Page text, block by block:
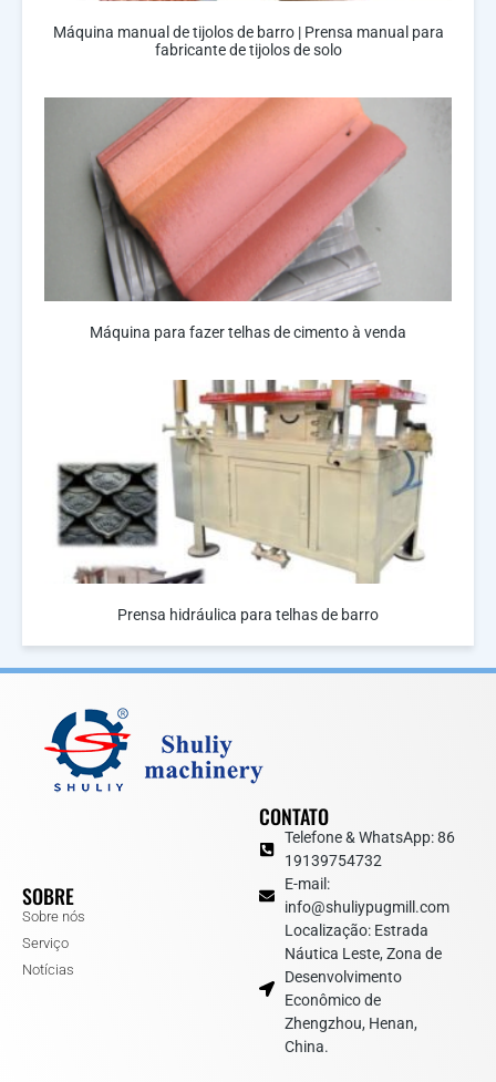
Máquina manual de tijolos de barro | Prensa manual para
fabricante de tijolos de solo
Máquina para fazer telhas de cimento à venda
Prensa hidráulica para telhas de barro
SOBRE
Sobre nós
Serviço
Notícias
CONTATO
Telefone & WhatsApp: 86
19139754732
E-mail:
info@shuliypugmill.com
Localização: Estrada
Náutica Leste, Zona de
Desenvolvimento
Econômico de
Zhengzhou, Henan,
China.